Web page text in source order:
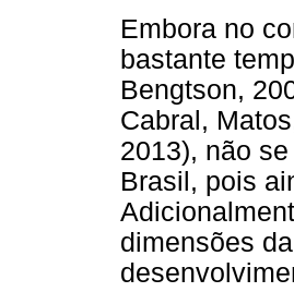
Embora no
bastante
Bengtson,
Cabral,
2013), não
Brasil, pois
dimensões